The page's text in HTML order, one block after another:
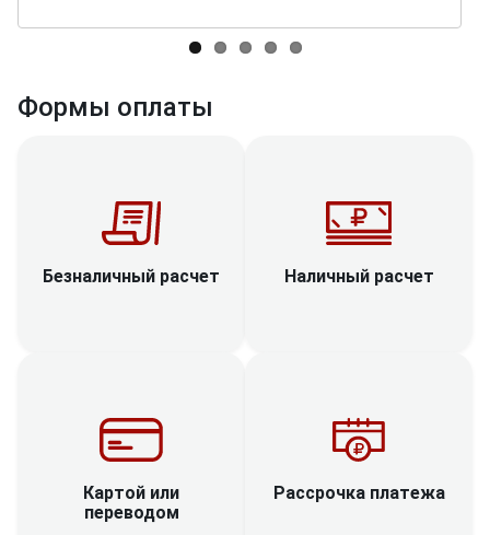
Формы оплаты
Безналичный расчет Наличный расчет
Картой или
переводом
Рассрочка платежа